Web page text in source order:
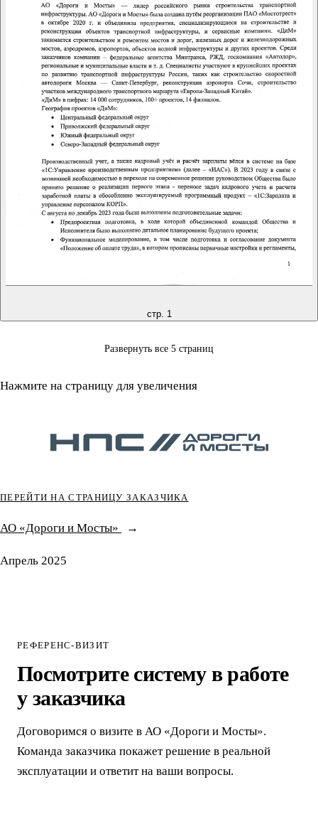
автоматизации деятельности.
Проект отмечен фирмой «1С» как победитель
ежегодного конкурса «1С:Проект года». Это решение
объединило кадровый учёт, расчёт зарплаты и работу с
персональными данными по всем 14 филиалам в единой
централизованной системе и стало одним из крупнейших
HR-проектов отрасли по числу автоматизированных
филиалов и единых регламентов расчётов.»
Федорищева Е. М., Заместитель генерального
директора по экономике и финансам· АО «Дороги и
стр. 1
Развернуть все 5 страниц
Нажмите на страницу для увеличения
ПЕРЕЙТИ НА СТРАНИЦУ ЗАКАЗЧИКА
АО «Дороги и Мосты»
Апрель 2025
РЕФЕРЕНС-ВИЗИТ
Посмотрите систему в работе
у заказчика
Договоримся о визите в АО «Дороги и Мосты».
Команда заказчика покажет решение в реальной
эксплуатации и ответит на ваши вопросы.